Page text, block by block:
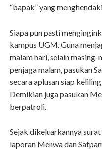
“bapak” yang
Siapa pun pasti
kampus UGM. Guna
malam hari, selain
penjaga malam, pasukan
secara aplusan siap
Demikian juga pasukan
berpatroli.
Sejak dikeluarkannya
laporan Menwa dan